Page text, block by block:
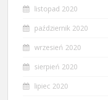
listopad 2020
październik 2020
wrzesień 2020
sierpień 2020
lipiec 2020